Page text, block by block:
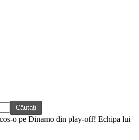
o pe Dinamo din play-off! Echipa lui